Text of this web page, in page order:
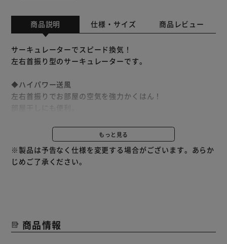
商品説明 仕様・サイズ 商品レビュー
サーキュレーターでスピード換気！
左右首振り型のサーキュレーターです。
◆ハイパワー送風
左右首振りでお部屋の空気を強力かくはん！
立体形状の羽根が風切り音を抑えながら十分な風を生み出し
ます。
衣類乾燥にも大活躍！
もっと見る
※製品は予告なく仕様を変更する場合がございます。あらか
じめご了承ください。
商品情報